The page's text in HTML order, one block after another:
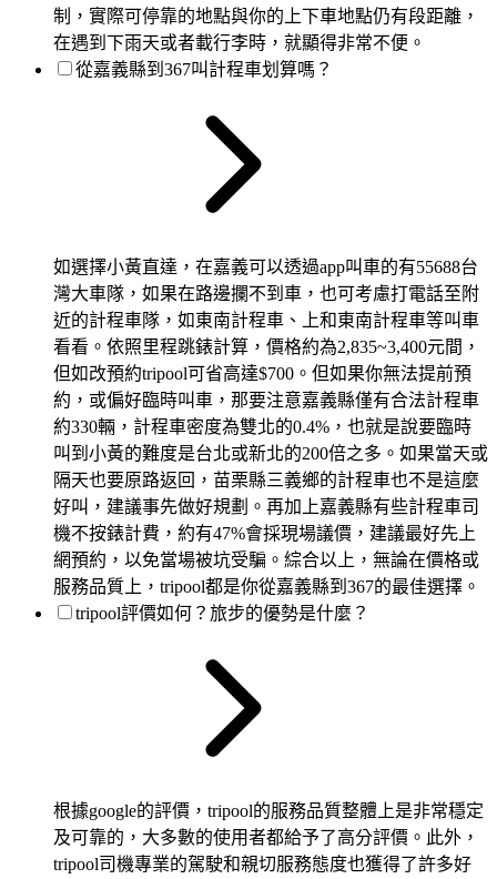
制，實際可停靠的地點與你的上下車地點仍有段距離，
在遇到下雨天或者載行李時，就顯得非常不便。
從嘉義縣到367叫計程車划算嗎？
如選擇小黃直達，在嘉義可以透過app叫車的有55688台
灣大車隊，如果在路邊攔不到車，也可考慮打電話至附
近的計程車隊，如東南計程車、上和東南計程車等叫車
看看。依照里程跳錶計算，價格約為2,835~3,400元間，
但如改預約tripool可省高達$700。但如果你無法提前預
約，或偏好臨時叫車，那要注意嘉義縣僅有合法計程車
約330輛，計程車密度為雙北的0.4%，也就是說要臨時
叫到小黃的難度是台北或新北的200倍之多。如果當天或
隔天也要原路返回，苗栗縣三義鄉的計程車也不是這麼
好叫，建議事先做好規劃。再加上嘉義縣有些計程車司
機不按錶計費，約有47%會採現場議價，建議最好先上
網預約，以免當場被坑受騙。綜合以上，無論在價格或
服務品質上，tripool都是你從嘉義縣到367的最佳選擇。
tripool評價如何？旅步的優勢是什麼？
根據google的評價，tripool的服務品質整體上是非常穩定
及可靠的，大多數的使用者都給予了高分評價。此外，
tripool司機專業的駕駛和親切服務態度也獲得了許多好